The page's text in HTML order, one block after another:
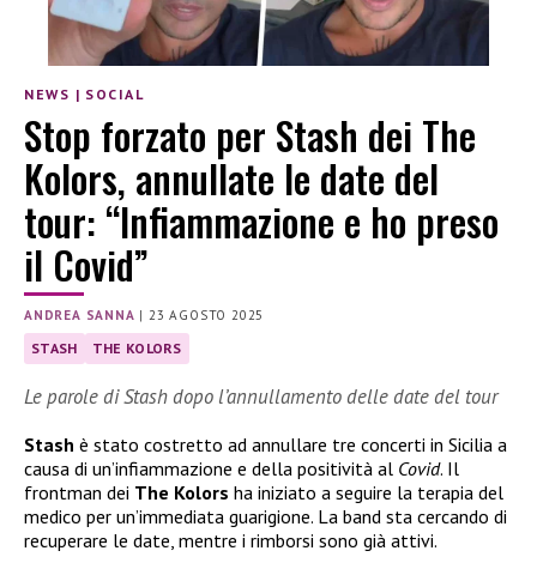
NEWS | SOCIAL
Stop forzato per Stash dei The
Kolors, annullate le date del
tour: “Infiammazione e ho preso
il Covid”
ANDREA SANNA |23 AGOSTO 2025
STASH THE KOLORS
Le parole di Stash dopo l’annullamento delle date del tour
Stash è stato costretto ad annullare tre concerti in Sicilia a
causa di un’infiammazione e della positività al Covid. Il
frontman dei The Kolors ha iniziato a seguire la terapia del
medico per un’immediata guarigione. La band sta cercando di
recuperare le date, mentre i rimborsi sono già attivi.